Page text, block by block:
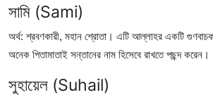
সামি (Sami)
অর্থ: শ্রবণকারী, মহান শ্রোতা। এটি আল্লাহর একটি
অনেক পিতামাতাই সন্তানের নাম হিসেবে রাখতে পছন্দ করেন।
সুহায়েল (Suhail)